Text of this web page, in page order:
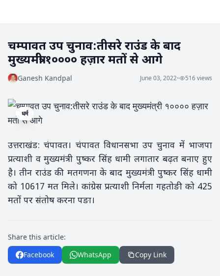
चम्पावत उप चुनाव:तीसरे राउंड के बाद
मुख्यमंत्री १०००० हज़ार मतों से आगे
Ganesh Kandpal June 03, 2022• 516 views
धर्म
उत्तराखंड: चंपावत। चंपावत विधानसभा उप चुनाव में भाजपा
प्रत्याशी व मुख्यमंत्री पुष्कर सिंह धामी लगातार बढ़त बनाए हुए
है। तीन राउंड की मतगणना के बाद मुख्यमंत्री पुष्कर सिंह धामी
को 10617 मत मिले। कांग्रेस प्रत्याशी निर्मला गहतोङी को 425
मतों पर संतोष करना पङा।
Share this article:
Facebook
WhatsApp Copy Link